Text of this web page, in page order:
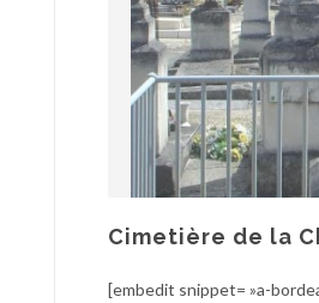
Cimetière de la
[embedit snippet= »a-